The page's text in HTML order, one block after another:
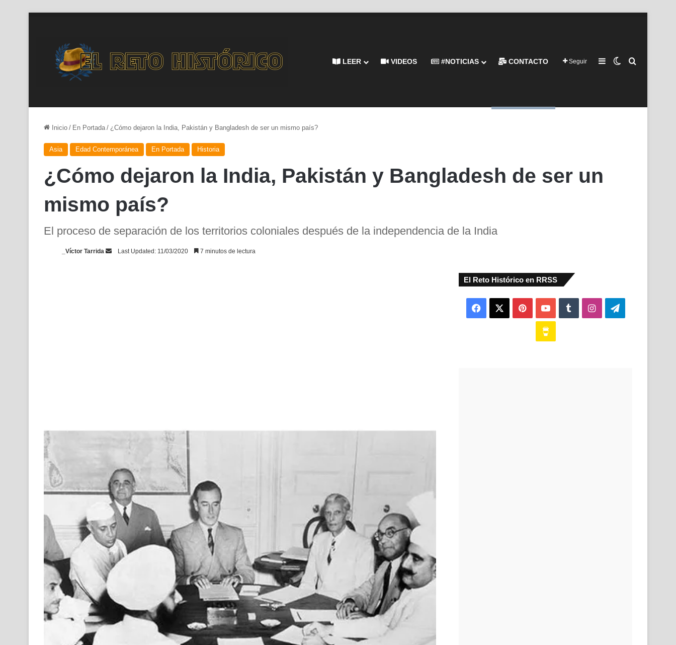
LEER VIDEOS #NOTICIAS CONTACTO Seguir Barra lateral
Switch skin
Inicio / En Portada / ¿Cómo dejaron la India, Pakistán y Bangladesh de ser un mismo país?
Asia Edad Contemporánea En Portada Historia
¿Cómo dejaron la India, Pakistán y Bangladesh de ser un
mismo país?
El proceso de separación de los territorios coloniales después de la independencia de la India
_Víctor Tarrida
SendLast Updated: 11/03/2020 7 minutos de lectura
El Reto Histórico en RRSS
Facebook PinterestYouTubeTumblrInstagramTelegram